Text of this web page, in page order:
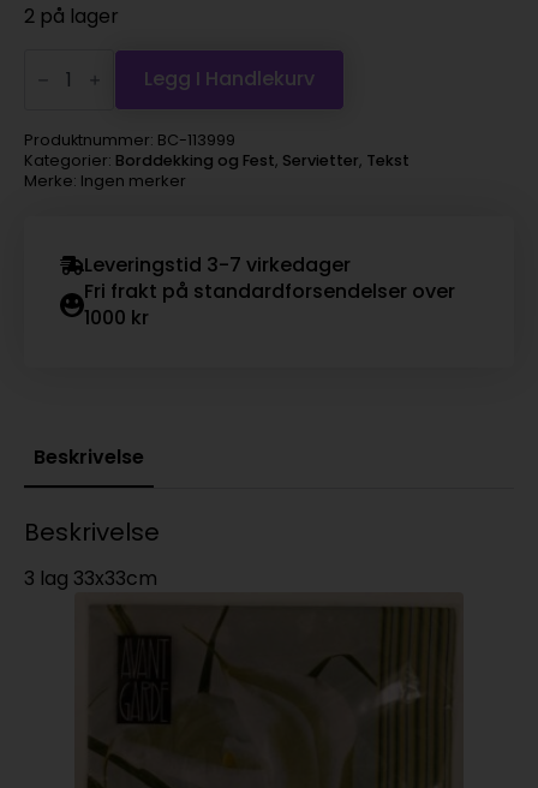
2 på lager
lunsj
Campingplassen
antall
Legg I Handlekurv
Produktnummer: BC-113999
Kategorier: Borddekking og Fest, Servietter, Tekst
Merke: Ingen merker
Leveringstid 3-7 virkedager
Fri frakt på standardforsendelser over
1000 kr
Beskrivelse
Beskrivelse
3 lag 33x33cm